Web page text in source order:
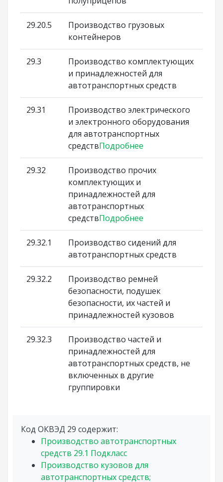
29.20.5
Производство грузовых
контейнеров
29.3
Производство комплектующих
и принадлежностей для
автотранспортных средств
29.31
Производство электрического
и электронного оборудования
для автотранспортных
средствПодробнее
29.32
Производство прочих
комплектующих и
принадлежностей для
автотранспортных
средствПодробнее
29.32.1
Производство сидений для
автотранспортных средств
29.32.2
Производство ремней
безопасности, подушек
безопасности, их частей и
принадлежностей кузовов
29.32.3
Производство частей и
принадлежностей для
автотранспортных средств, не
включенных в другие
группировки
Код ОКВЭД 29 содержит:
Производство автотранспортных
средств 29.1 Подкласс
Производство кузовов для
автотранспортных средств;